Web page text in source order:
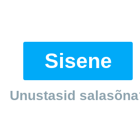
Sisene
Unustasid